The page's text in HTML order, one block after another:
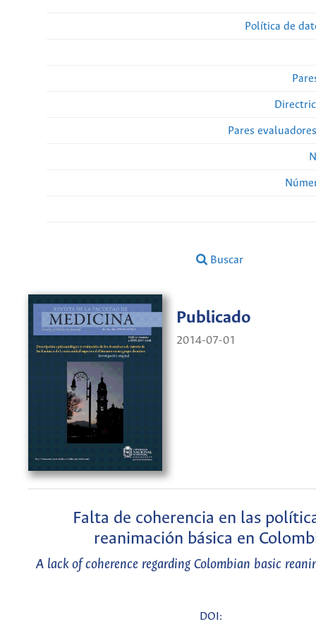
Política de
Pares
Buscar
Publicado
2014-07-01
Falta de coherencia en las
reanimación básica en
A lack of coherence regarding Colombian basic
DOI: